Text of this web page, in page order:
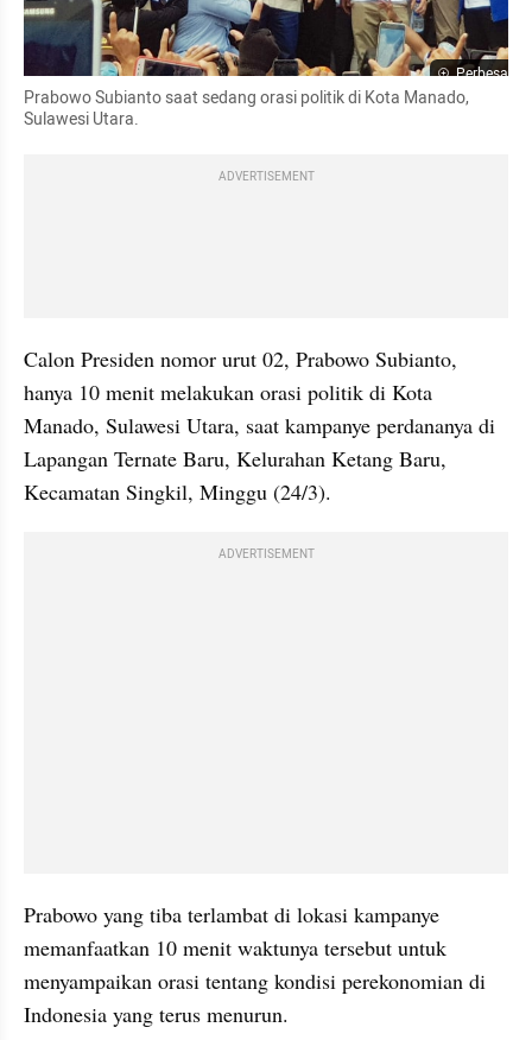
Perbesar
Prabowo Subianto saat sedang orasi politik di Kota Manado,
Sulawesi Utara.
ADVERTISEMENT
Calon Presiden nomor urut 02, Prabowo Subianto,
hanya 10 menit melakukan orasi politik di Kota
Manado, Sulawesi Utara, saat kampanye perdananya di
Lapangan Ternate Baru, Kelurahan Ketang Baru,
Kecamatan Singkil, Minggu (24/3).
ADVERTISEMENT
Prabowo yang tiba terlambat di lokasi kampanye
memanfaatkan 10 menit waktunya tersebut untuk
menyampaikan orasi tentang kondisi perekonomian di
Indonesia yang terus menurun.